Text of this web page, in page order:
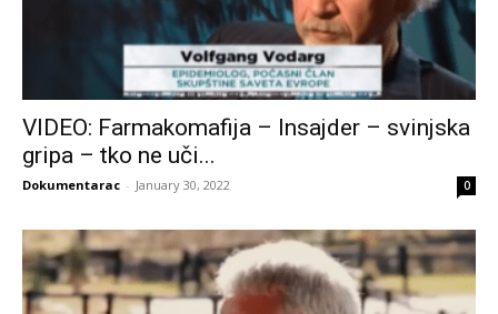
VIDEO: Farmakomafija – Insajder – svinjska
gripa – tko ne uči...
Dokumentarac - January 30, 2022 0